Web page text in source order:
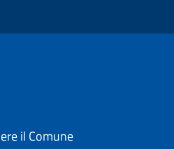
il Comune